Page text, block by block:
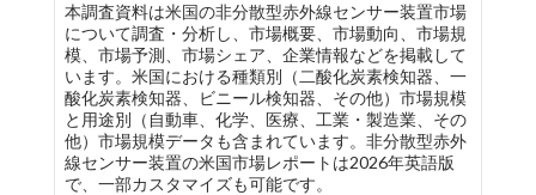
本調査資料は米国の非分散型赤外線センサー装置市場
について調査・分析し、市場概要、市場動向、市場規
模、市場予測、市場シェア、企業情報などを掲載して
います。米国における種類別（二酸化炭素検知器、一
酸化炭素検知器、ビニール検知器、その他）市場規模
と用途別（自動車、化学、医療、工業・製造業、その
他）市場規模データも含まれています。非分散型赤外
線センサー装置の米国市場レポートは2026年英語版
で、一部カスタマイズも可能です。